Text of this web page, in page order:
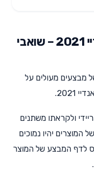
בלאק פריידי וסייבר מאנדיי 2021 – שואבי
מבצעים מעולים על
ולקראתו משתנים
המוצרים יהיו נמוכים
לדף המבצע של המוצר